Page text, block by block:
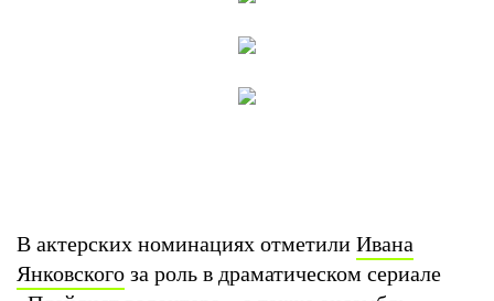
В актерских номинациях отметили Ивана
Янковского за роль в драматическом сериале